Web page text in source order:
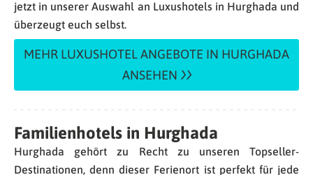
jetzt in unserer Auswahl an Luxushotels in Hurghada und
überzeugt euch selbst.
MEHR LUXUSHOTEL ANGEBOTE IN HURGHADA
ANSEHEN
Familienhotels in Hurghada
Hurghada gehört zu Recht zu unseren Topseller-
Destinationen, denn dieser Ferienort ist perfekt für jede